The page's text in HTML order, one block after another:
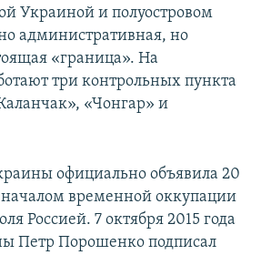
Украиной и полуостровом
административная, но
«граница». На
три контрольных пункта
«Чонгар» и
официально объявила 20
началом временной оккупации
Россией. 7 октября 2015 года
Петр Порошенко подписал